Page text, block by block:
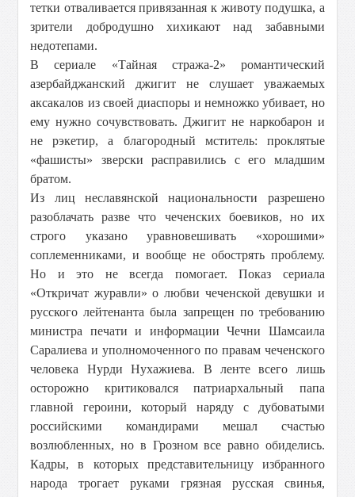
тетки отваливается привязанная к животу подушка, а
зрители добродушно хихикают над забавными
недотепами.
В сериале «Тайная стража-2» романтический
азербайджанский джигит не слушает уважаемых
аксакалов из своей диаспоры и немножко убивает, но
ему нужно сочувствовать. Джигит не наркобарон и
не рэкетир, а благородный мститель: проклятые
«фашисты» зверски расправились с его младшим
братом.
Из лиц неславянской национальности разрешено
разоблачать разве что чеченских боевиков, но их
строго указано уравновешивать «хорошими»
соплеменниками, и вообще не обострять проблему.
Но и это не всегда помогает. Показ сериала
«Откричат журавли» о любви чеченской девушки и
русского лейтенанта была запрещен по требованию
министра печати и информации Чечни Шамсаила
Саралиева и уполномоченного по правам чеченского
человека Нурди Нухажиева. В ленте всего лишь
осторожно критиковался патриархальный папа
главной героини, который наряду с дубоватыми
российскими командирами мешал счастью
возлюбленных, но в Грозном все равно обиделись.
Кадры, в которых представительницу избранного
народа трогает руками грязная русская свинья,